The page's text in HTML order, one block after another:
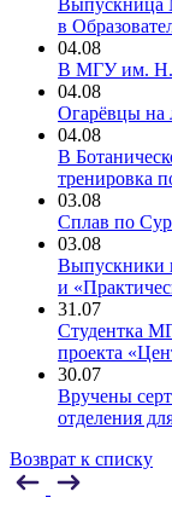
Выпускница
в
04.08
В МГУ им. Н.
04.08
Огарёвцы на
04.08
В
тренировка
03.08
Сплав по
03.08
Выпускники
и
31.07
Студентка
проекта
30.07
Вручены
отделения
Возврат к списку